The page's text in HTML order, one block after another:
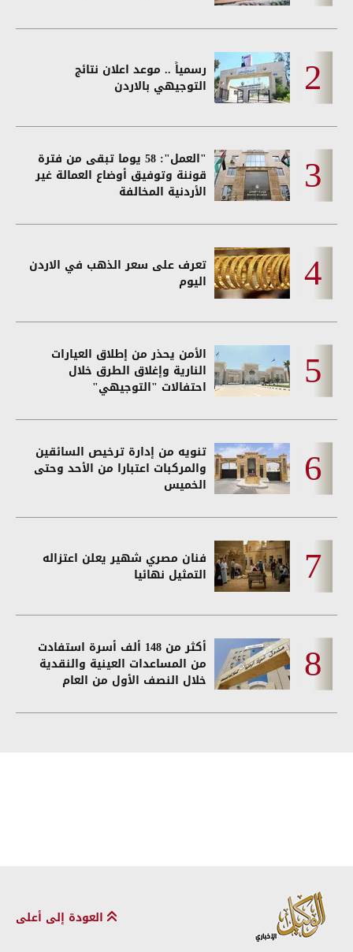
رسمياً .. موعد اعلان نتائج
التوجيهي بالاردن
"العمل": 58 يوما تبقى من فترة
قوننة وتوفيق أوضاع العمالة غير
الأردنية المخالفة
تعرف على سعر الذهب في الاردن
اليوم
الأمن يحذر من إطلاق العيارات
النارية وإغلاق الطرق خلال
احتفالات "التوجيهي"
تنويه من إدارة ترخيص السائقين
والمركبات اعتبارا من الأحد وحتى
الخميس
فنان مصري شهير يعلن اعتزاله
التمثيل نهائيا
أكثر من 148 ألف أسرة استفادت
من المساعدات العينية والنقدية
خلال النصف الأول من العام
العودة إلى أعلى